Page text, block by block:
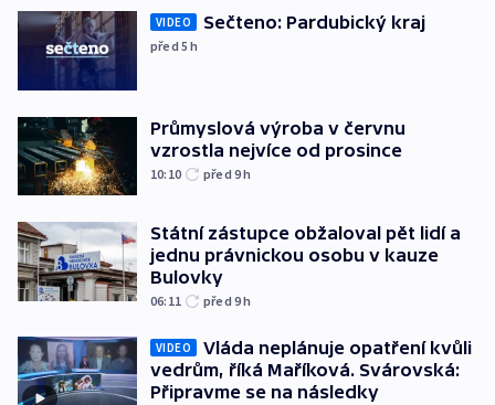
VIDEO Sečteno: Pardubický kraj
před 5h
Průmyslová výroba v červnu
vzrostla nejvíce od prosince
10:10 před 9h
Státní zástupce obžaloval pět lidí a
jednu právnickou osobu v kauze
Bulovky
06:11 před 9h
VIDEO
Vláda neplánuje opatření kvůli
vedrům, říká Maříková. Svárovská:
Připravme se na následky